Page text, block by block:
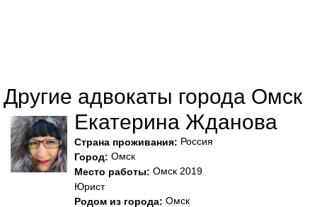
Другие адвокаты города Омск
Екатерина Жданова
Страна проживания: Россия
Город: Омск
Место работы: Омск 2019
Юрист
Родом из города: Омск